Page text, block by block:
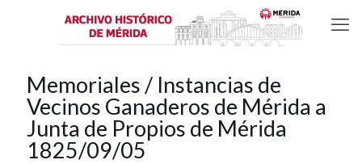
Memoriales / Instancias de
Vecinos Ganaderos de Mérida a
Junta de Propios de Mérida
1825/09/05